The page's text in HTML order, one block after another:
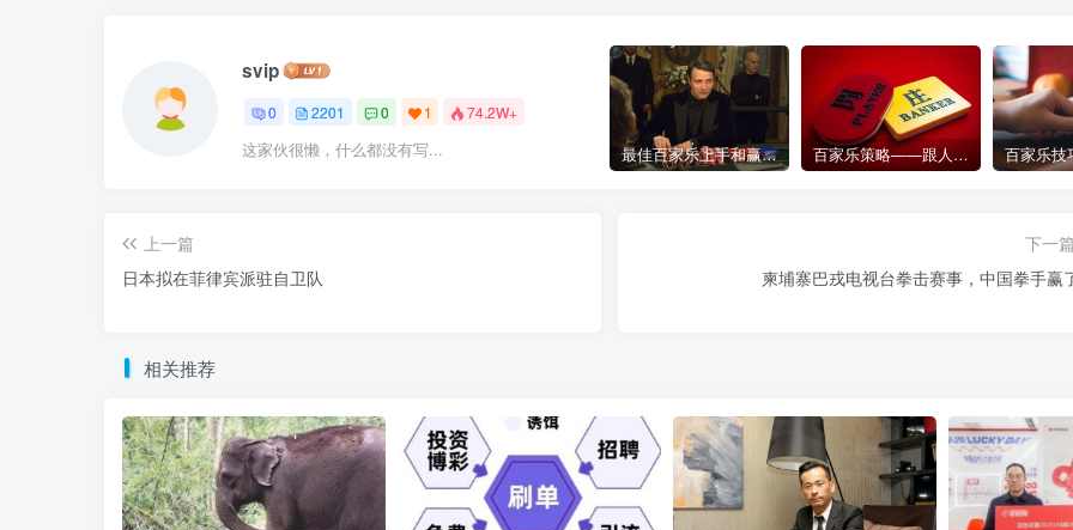
svip
0 2201 0 1 74.2W+
这家伙很懒，什么都没有写... 最佳百家乐上手和赢钱指南 – 终极版 百家乐策略——跟人胜过跟路
上一篇
日本拟在菲律宾派驻自卫队
下一
柬埔寨巴戎电视台拳击赛事，中国拳手赢
相关推荐